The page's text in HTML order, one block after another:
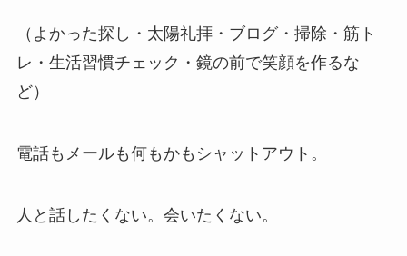
（よかった探し・太陽礼拝・ブログ・掃除・筋ト
レ・生活習慣チェック・鏡の前で笑顔を作るな
ど）
電話もメールも何もかもシャットアウト。
人と話したくない。会いたくない。